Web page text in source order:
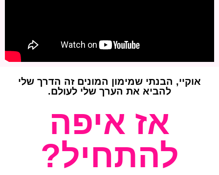
אוקיי, הבנתי שמימון המונים זה הדרך שלי
להביא את הערך שלי לעולם.
אז איפה
להתחיל?